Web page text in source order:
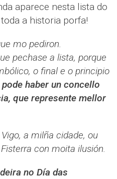
aparece nesta lista do
a historia porfa!
mo pediron.
pechase a lista, porque
o final e o principio
haber un concello
que represente mellor
a milña cidade, ou
con moita ilusión.
no Día das